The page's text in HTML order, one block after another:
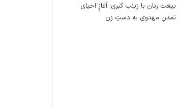
بیعت زنان با زینب کبری؛ آغازِ احیای
تمدنِ مهدوی به دستِ زن